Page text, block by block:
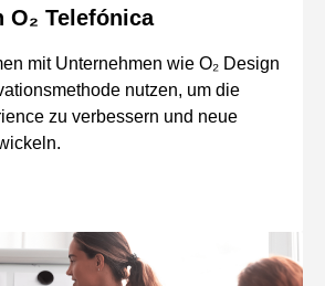
O₂ Telefónica
mit Unternehmen wie O₂ Design
nutzen, um die
zu verbessern und neue